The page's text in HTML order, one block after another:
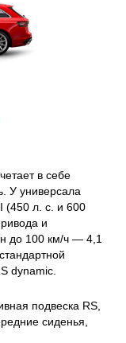
в себе
У универсала
(450 л. с. и 600
и
до 100 км/ч — 4,1
dynamic.
подвеска RS,
сиденья,